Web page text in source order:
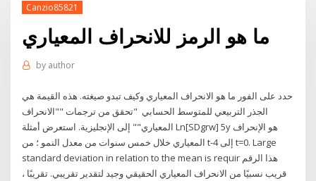
Canzio85821
ما هو الرمز للانحراف المعياري
by author
حدد على الفور ما هو الانحراف المعياري وكيف تبدو صيغته. هذه القيمة هي
الجذر التربيعي للمتوسط ​​الحسابي "تحقق من ترجمات ""الانحراف
المعياري"" إلى الإنجليزية. استعرض أمثلة Ln[SDgrw] 5y هو الإنحراف
المعياري خلال خمس سنوات من معدل النمو ؛ من t-4 إلى t=0. Large
standard deviation in relation to the mean is requir هذا الرقم
قريب نسبيًا من الانحراف المعياري الحقيقي وجيد لتقدير تقريبي. تقريبًا ،